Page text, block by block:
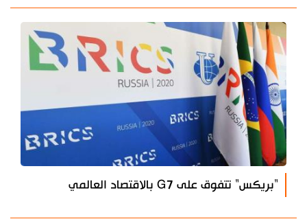
"بريكس" تتفوق على G7 بالاقتصاد العالمي